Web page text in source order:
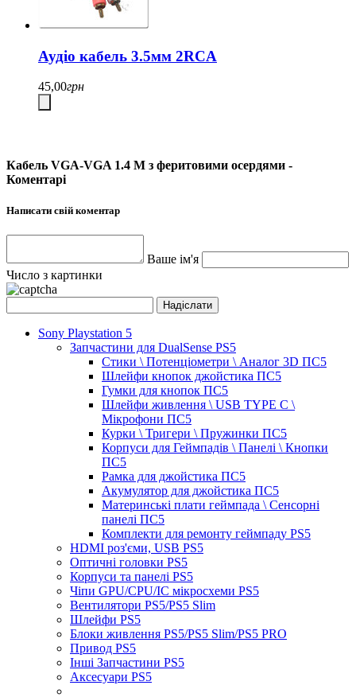
Аудіо кабель 3.5мм 2RCA
45,00грн
Кабель VGA-VGA 1.4 М з феритовими осердями -
Коментарі
Написати свій коментар
Ваше ім'я
Число з картинки
Sony Playstation 5
Запчастини для DualSense PS5
Стики \ Потенціометри \ Аналог 3D ПС5
Шлейфи кнопок джойстика ПС5
Гумки для кнопок ПС5
Шлейфи живлення \ USB TYPE C \
Мікрофони ПС5
Курки \ Тригери \ Пружинки ПС5
Корпуси для Геймпадів \ Панелі \ Кнопки
ПС5
Рамка для джойстика ПС5
Акумулятор для джойстика ПС5
Материнські плати геймпада \ Сенсорні
панелі ПС5
Комплекти для ремонту геймпаду PS5
HDMI роз'єми, USB PS5
Оптичні головки PS5
Корпуси та панелі PS5
Чіпи GPU/CPU/IC мікросхеми PS5
Вентилятори PS5/PS5 Slim
Шлейфи PS5
Блоки живлення PS5/PS5 Slim/PS5 PRO
Привод PS5
Інші Запчастини PS5
Аксесуари PS5